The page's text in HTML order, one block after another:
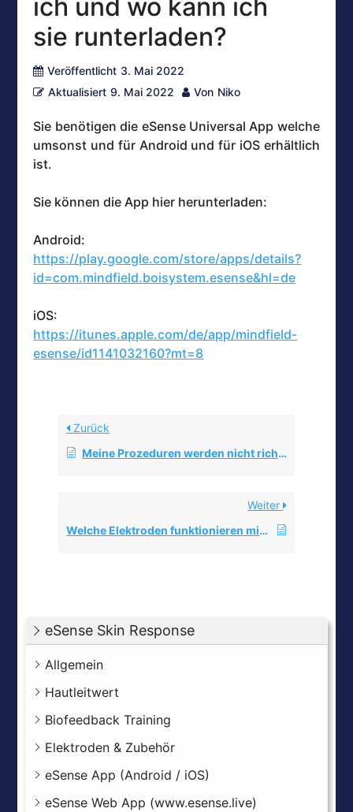
eSense Skin Response
Allgemein
Hautleitwert
Biofeedback Training
Elektroden & Zubehör
eSense App (Android / iOS)
eSense Web App (www.esense.live)
ich und wo kann ich
sie runterladen?
Veröffentlicht 3. Mai 2022
Aktualisiert 9. Mai 2022 Von Niko
Sie benötigen die eSense Universal App welche
umsonst und für Android und für iOS erhältlich
ist.
Sie können die App hier herunterladen:
Android:
https://play.google.com/store/apps/details?
id=com.mindfield.boisystem.esense&hl=de
iOS:
https://itunes.apple.com/de/app/mindfield-
esense/id1141032160?mt=8
Zurück
Meine Prozeduren werden nicht richtig synchronisiert.
Weiter
Welche Elektroden funktionieren mit dem eSense?